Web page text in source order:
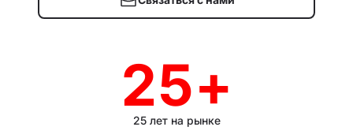
25+
25 лет на рынке